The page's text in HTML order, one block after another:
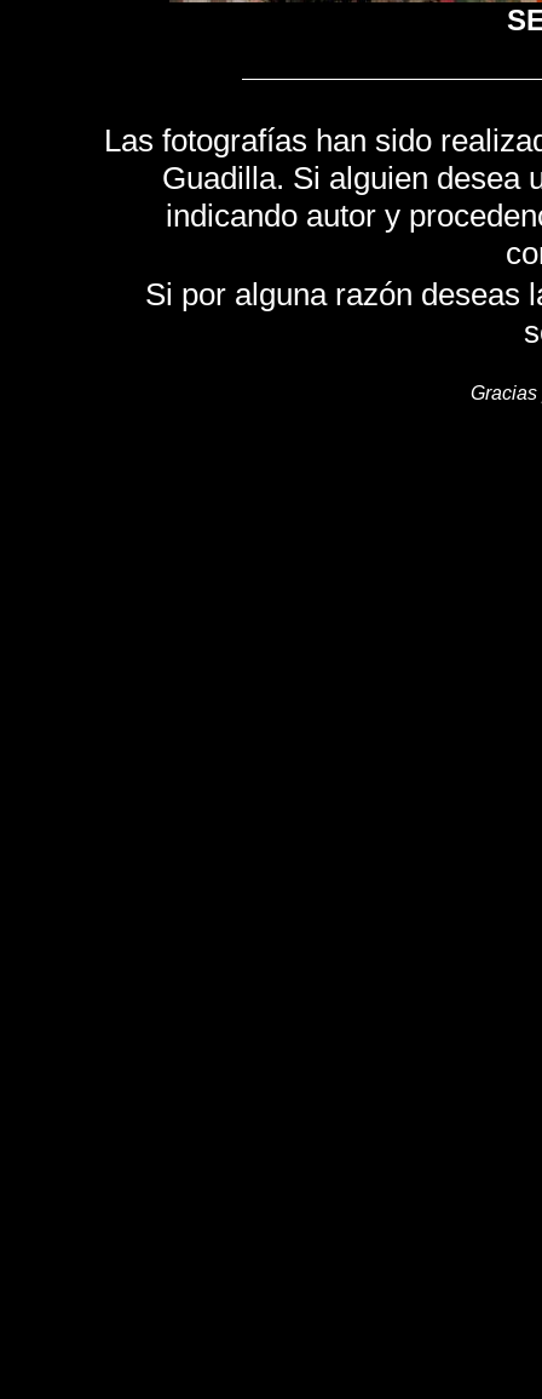
Las fotografías han sido
Guadilla. Si alguien desea
indicando autor y
Si por alguna razón deseas
Gracias